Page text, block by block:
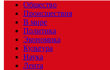
Общество
Происшествия
В мире
Политика
Экономика
Культура
Наука
Лента